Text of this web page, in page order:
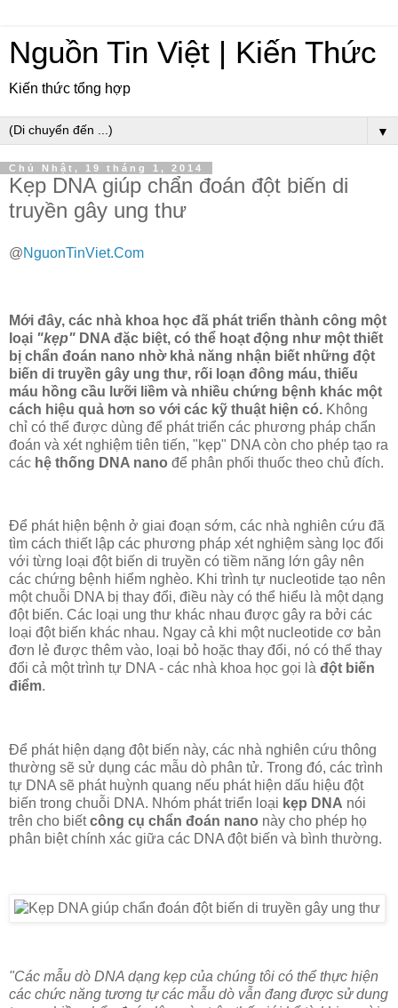
Nguồn Tin Việt | Kiến Thức
Kiến thức tổng hợp
▼
Chủ Nhật, 19 tháng 1, 2014
Kẹp DNA giúp chẩn đoán đột biến di
truyền gây ung thư
@NguonTinViet.Com
Mới đây, các nhà khoa học đã phát triển thành công một
loại "kẹp" DNA đặc biệt, có thể hoạt động như một thiết
bị chẩn đoán nano nhờ khả năng nhận biết những đột
biến di truyền gây ung thư, rối loạn đông máu, thiếu
máu hồng cầu lưỡi liềm và nhiều chứng bệnh khác một
cách hiệu quả hơn so với các kỹ thuật hiện có. Không
chỉ có thể được dùng để phát triển các phương pháp chẩn
đoán và xét nghiệm tiên tiến, "kẹp" DNA còn cho phép tạo ra
các hệ thống DNA nano để phân phối thuốc theo chủ đích.
Để phát hiện bệnh ở giai đoạn sớm, các nhà nghiên cứu đã
tìm cách thiết lập các phương pháp xét nghiệm sàng lọc đối
với từng loại đột biến di truyền có tiềm năng lớn gây nên
các chứng bệnh hiểm nghèo. Khi trình tự nucleotide tạo nên
một chuỗi DNA bị thay đổi, điều này có thể hiểu là một dạng
đột biến. Các loại ung thư khác nhau được gây ra bởi các
loại đột biến khác nhau. Ngay cả khi một nucleotide cơ bản
đơn lẻ được thêm vào, loại bỏ hoặc thay đổi, nó có thể thay
đổi cả một trình tự DNA - các nhà khoa học gọi là đột biến
điểm.
Để phát hiện dạng đột biến này, các nhà nghiên cứu thông
thường sẽ sử dụng các mẫu dò phân tử. Trong đó, các trình
tự DNA sẽ phát huỳnh quang nếu phát hiện dấu hiệu đột
biến trong chuỗi DNA. Nhóm phát triển loại kẹp DNA nói
trên cho biếtcông cụ chẩn đoán nano này cho phép họ
phân biệt chính xác giữa các DNA đột biến và bình thường.
"Các mẫu dò DNA dạng kẹp của chúng tôi có thể thực hiện
các chức năng tương tự các mẫu dò vẫn đang được sử dung